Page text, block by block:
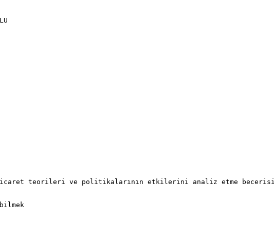
teorileri ve politikalarının etkilerini analiz etme becerisi